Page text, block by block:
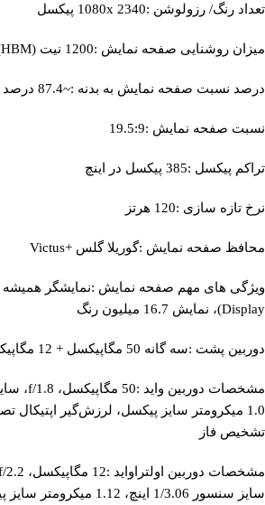
تعداد رنگ/ رزولوشن :1080x 2340 پیکسل
میزان روشنایی صفحه نمایش :1200 نیت (HBM)
درصد نسبت صفحه نمایش به بدنه :~87.4 درصد
نسبت صفحه نمایش :19.5:9
تراکم پیکسل :385 پیکسل در اینچ
نرخ تازه‌ سازی :120 هرتز
محافظ صفحه نمایش :گوریلا گلس +Victus
Display)، نمایش 16.7 میلیون رنگ
دوربین پشت :سه گانه 50 مگاپیکسل + 12 مگاپیکسل + 5 مگاپیکسل
1.0 میکرومتر سایز پیکسل، لرزش‌گیر اپتیکال
تشخیص فاز
سایز سنسور 1/3.06 اینچ، 1.12 میکرومتر سایز پیکسل